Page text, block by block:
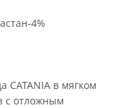
4%
CATANIA в мягком
с отложным